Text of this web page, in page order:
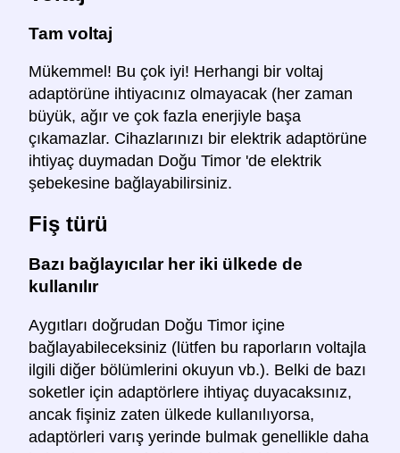
Tam voltaj
Mükemmel! Bu çok iyi! Herhangi bir voltaj
adaptörüne ihtiyacınız olmayacak (her zaman
büyük, ağır ve çok fazla enerjiyle başa
çıkamazlar. Cihazlarınızı bir elektrik adaptörüne
ihtiyaç duymadan Doğu Timor 'de elektrik
şebekesine bağlayabilirsiniz.
Fiş türü
Bazı bağlayıcılar her iki ülkede de
kullanılır
Aygıtları doğrudan Doğu Timor içine
bağlayabileceksiniz (lütfen bu raporların voltajla
ilgili diğer bölümlerini okuyun vb.). Belki de bazı
soketler için adaptörlere ihtiyaç duyacaksınız,
ancak fişiniz zaten ülkede kullanılıyorsa,
adaptörleri varış yerinde bulmak genellikle daha